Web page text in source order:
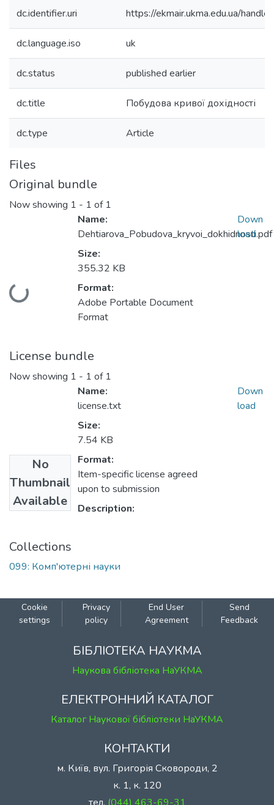
dc.identifier.uri https://ekmair.ukma.edu.ua/
dc.language.iso uk
dc.status published earlier
dc.title Побудова кривої дохідності
dc.type Article
Files
Original bundle
Now showing 1 - 1 of 1
Loading...
Name:
Dehtiarova_Pobudova_kryvoi_dokhidnosti.pdf
Size:
355.32 KB
Format:
Adobe Portable Document
Format
Down
load
License bundle
Now showing 1 - 1 of 1
No
Thumbnail
Available
Name:
license.txt
Size:
7.54 KB
Format:
Item-specific license agreed
upon to submission
Description:
Down
load
Collections
099: Комп'ютерні науки
Cookie
settings
Privacy
policy
End User
Agreement
Send
Feedback
БІБЛІОТЕКА НАУКМА
Наукова бібліотека НаУКМА
ЕЛЕКТРОННИЙ КАТАЛОГ
Каталог Наукової бібліотеки НаУКМА
КОНТАКТИ
м. Київ, вул. Григорія Сковороди, 2
к. 1, к. 120